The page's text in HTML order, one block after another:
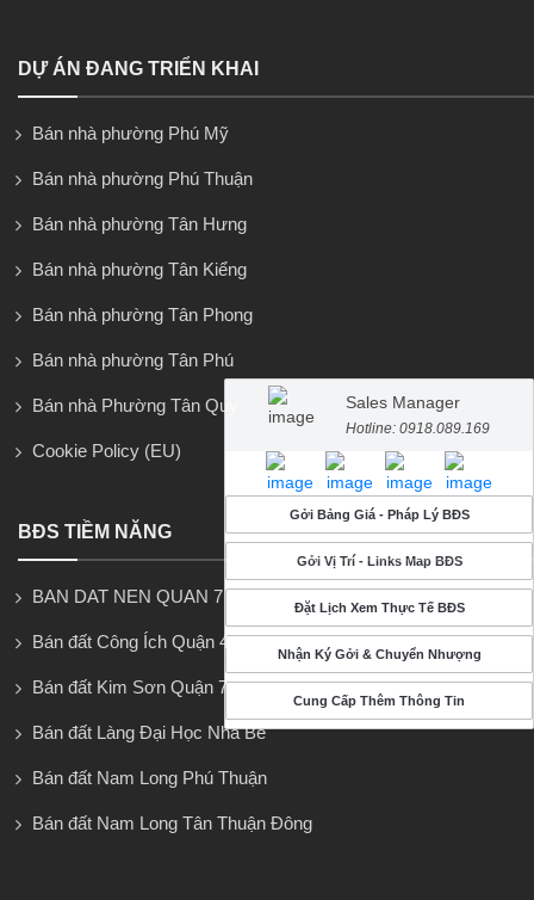
Sales Manager
Hotline: 0918.089.169
Gởi Bảng Giá - Pháp Lý BĐS
Gởi Vị Trí - Links Map BĐS
Đặt Lịch Xem Thực Tế BĐS
Nhận Ký Gởi & Chuyển Nhượng
Cung Cấp Thêm Thông Tin
DỰ ÁN ĐANG TRIỂN KHAI
Bán nhà phường Phú Mỹ
Bán nhà phường Phú Thuận
Bán nhà phường Tân Hưng
Bán nhà phường Tân Kiểng
Bán nhà phường Tân Phong
Bán nhà phường Tân Phú
Bán nhà Phường Tân Quy
Cookie Policy (EU)
BĐS TIỀM NĂNG
BAN DAT NEN QUAN 7
Bán đất Công Ích Quận 4
Bán đất Kim Sơn Quận 7
Bán đất Làng Đại Học Nhà Bè
Bán đất Nam Long Phú Thuận
Bán đất Nam Long Tân Thuận Đông